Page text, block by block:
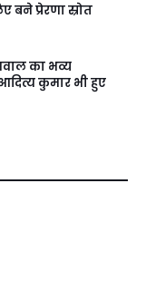
प्रेरणा स्रोत
का भव्य
कुमार भी हुए